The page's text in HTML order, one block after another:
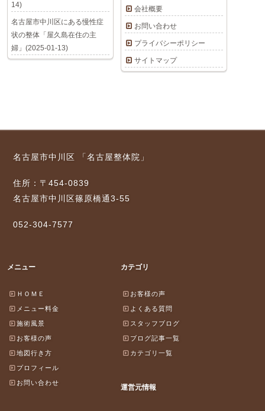
会社概要
お問い合わせ
プライバシーポリシー
サイトマップ
14)
名古屋市中川区にある慢性症
状の整体「屋久島在住の主
婦」(2025-01-13)
名古屋市中川区 「名古屋整体院」
住所：〒454-0839
名古屋市中川区篠原橋通3-55
052-304-7577
メニュー
ＨＯＭＥ
メニュー料金
施術風景
お客様の声
地図行き方
プロフィール
お問い合わせ
カテゴリ
お客様の声
よくある質問
スタッフブログ
ブログ記事一覧
カテゴリ一覧
運営元情報